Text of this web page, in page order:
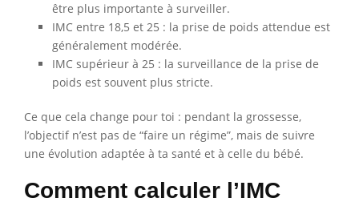
être plus importante à surveiller.
IMC entre 18,5 et 25 : la prise de poids attendue est
généralement modérée.
IMC supérieur à 25 : la surveillance de la prise de
poids est souvent plus stricte.
Ce que cela change pour toi : pendant la grossesse,
l’objectif n’est pas de “faire un régime”, mais de suivre
une évolution adaptée à ta santé et à celle du bébé.
Comment calculer l’IMC